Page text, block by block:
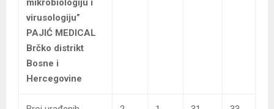
virusologiju”
PAJIĆ MEDICAL
Brčko distrikt
Bosne i
Hercegovine